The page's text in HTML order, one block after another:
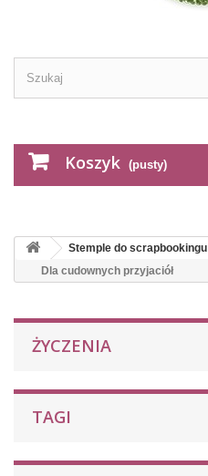
Koszyk (pusty)
Stemple do scrapbookingu
Dla cudownych przyjaciół
ŻYCZENIA
TAGI